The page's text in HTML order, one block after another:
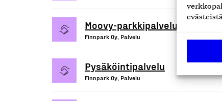
Moovy-parkkipalvelu
Finnpark Oy, Palvelu
Pysäköintipalvelu
Finnpark Oy, Palvelu